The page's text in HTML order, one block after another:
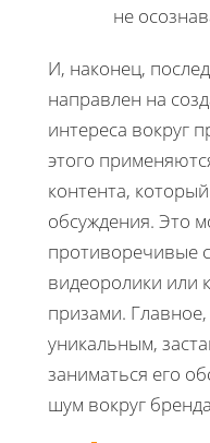
не
И, наконец,
направлен на
интереса вокруг
этого
контента,
обсуждения. Это
противоречивые
видеоролики или
призами.
уникальным,
заниматься его
шум вокруг